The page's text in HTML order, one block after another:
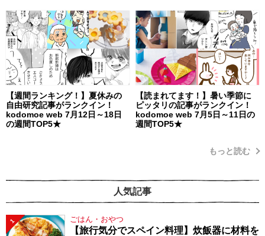
【週間ランキング！】夏休みの
自由研究記事がランクイン！
kodomoe web 7月12日～18日
の週間TOP5★
【読まれてます！】暑い季節に
ピッタリの記事がランクイン！
kodomoe web 7月5日～11日の
週間TOP5★
もっと読む
人気記事
1 ごはん・おやつ
【旅行気分でスペイン料理】炊飯器に材料を